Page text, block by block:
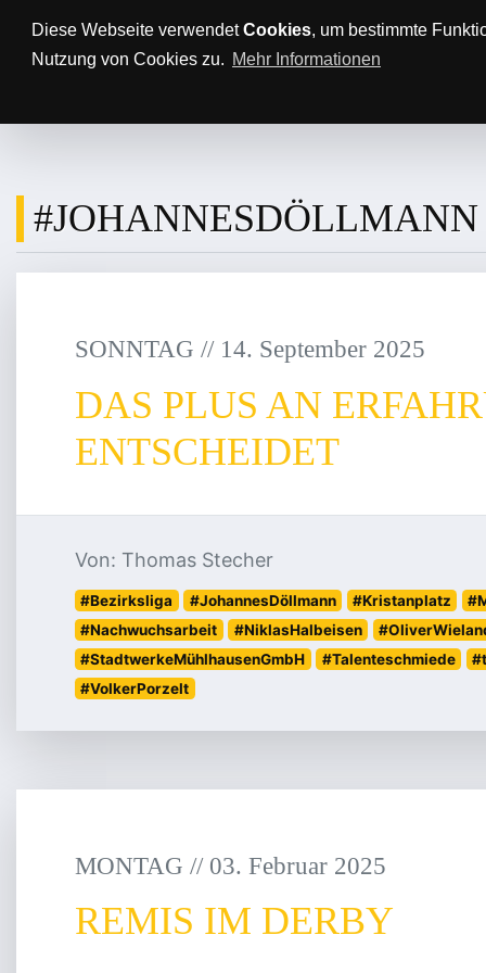
Diese Webseite verwendetCookies, um bestimmte
Nutzung von Cookies zu. Mehr Informationen
Anfahrt/Parkplätze Impressum Datenschutz
#JOHANNESDÖLLMANN
SONNTAG // 14. September 2025
DAS PLUS AN
ENTSCHEIDET
Von: Thomas Stecher
#Bezirksliga #JohannesDöllmann #Kristanplatz
#Nachwuchsarbeit
#NiklasHalbeisen
#StadtwerkeMühlhausenGmbH
#Talenteschmiede
#VolkerPorzelt
MONTAG // 03. Februar 2025
REMIS IM DERBY